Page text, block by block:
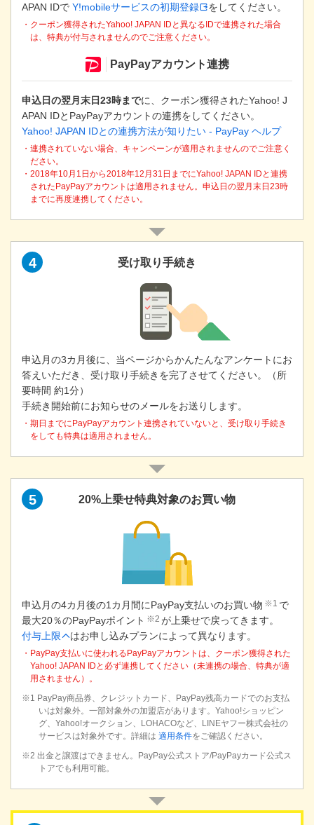
APAN IDで Y!mobileサービスの初期登録 をしてください。
・クーポン獲得されたYahoo! JAPAN IDと異なるIDで連携された場合
は、特典が付与されませんのでご注意ください。
PayPayアカウント連携
申込日の翌月末日23時までに、クーポン獲得されたYahoo! J
APAN IDとPayPayアカウントの連携をしてください。
Yahoo! JAPAN IDとの連携方法が知りたい - PayPay ヘルプ
・連携されていない場合、キャンペーンが適用されませんのでご注意く
ださい。
・2018年10月1日から2018年12月31日までにYahoo! JAPAN IDと連携
されたPayPayアカウントは適用されません。申込日の翌月末日23時
までに再度連携してください。
4 受け取り手続き
申込月の3カ月後に、当ページからかんたんなアンケートにお
答えいただき、受け取り手続きを完了させてください。（所
要時間 約1分）
手続き開始前にお知らせのメールをお送りします。
・期日までにPayPayアカウント連携されていないと、受け取り手続き
をしても特典は適用されません。
5 20%上乗せ特典対象のお買い物
申込月の4カ月後の1カ月間にPayPay支払いのお買い物 ※1 で
最大20％のPayPayポイント ※2 が上乗せで戻ってきます。
付与上限
はお申し込みプランによって異なります。
・PayPay支払いに使われるPayPayアカウントは、クーポン獲得された
Yahoo! JAPAN IDと必ず連携してください（未連携の場合、特典が適
用されません）。
※1 PayPay商品券、クレジットカード、PayPay残高カードでのお支払
いは対象外。一部対象外の加盟店があります。Yahoo!ショッピン
グ、Yahoo!オークション、LOHACOなど、LINEヤフー株式会社の
サービスは対象外です。詳細は 適用条件をご確認ください。
※2 出金と譲渡はできません。PayPay公式ストア/PayPayカード公式ス
トアでも利用可能。